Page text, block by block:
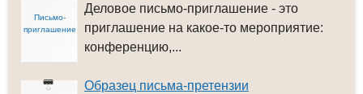
Письмо-
приглашение
Деловое письмо-приглашение - это
приглашение на какое-то мероприятие:
конференцию,...
Образец письма-претензии